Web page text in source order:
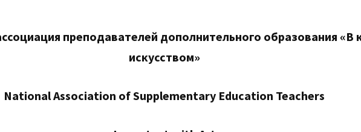
преподавателей дополнительного образования «В
искусством»
National Association of Supplementary Education Teachers